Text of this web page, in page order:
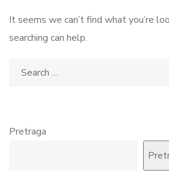
It seems we can’t find what you’re
searching can help.
Pretraga